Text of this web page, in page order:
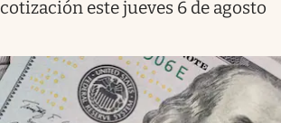
cotización este jueves 6 de agosto